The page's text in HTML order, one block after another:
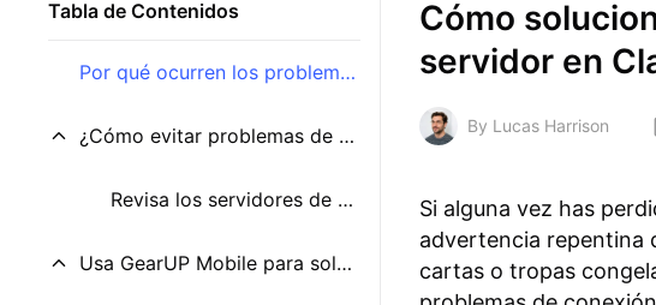
Tabla de Contenidos
Por qué ocurren los problemas de conexión al servidor en Clash Royale
¿Cómo evitar problemas de conexión en Clash Royale?
Revisa los servidores de Clash Royale
Usa GearUP Mobile para solucionar tu conexión
Cómo
servidor en
By Lucas Harrison
Si alguna vez has
advertencia repentina
cartas o tropas